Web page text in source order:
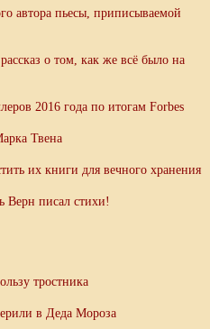
автора пьесы, приписываемой
о том, как же всё было на
2016 года по итогам Forbes
Твена
их книги для вечного хранения
Верн писал стихи!
тростника
в Деда Мороза